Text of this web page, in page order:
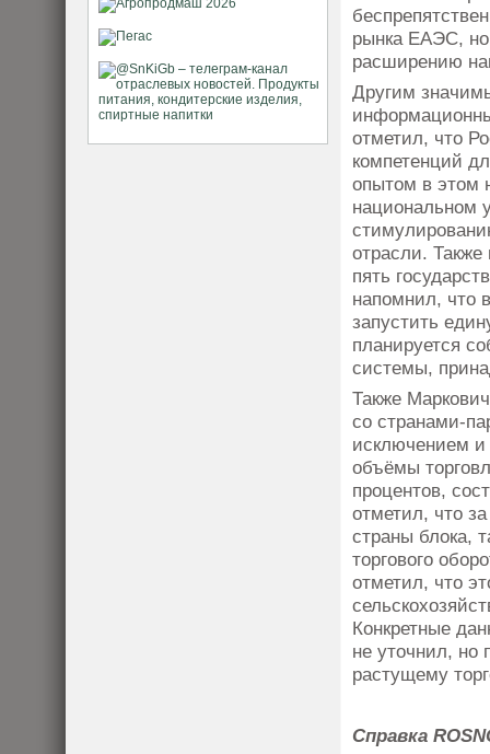
рынка ЕАЭС,
расширению
Другим
отметил, что
компетенций
опытом в этом
национальном
отрасли. Также
пять
напомнил, что
запустить
планируется
системы,
Также
со странами-
исключением
объёмы
процентов,
отметил, что
страны блока,
торгового
отметил, что
Конкретные
не уточнил, но
растущему
Справка